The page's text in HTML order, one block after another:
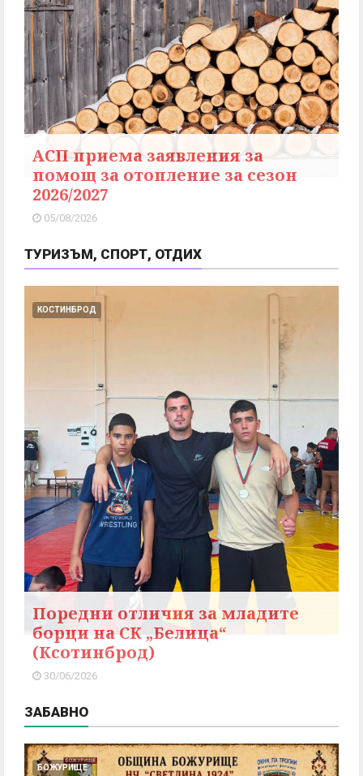
АСП приема заявления за
помощ за отопление за сезон
2026/2027
05/08/2026
ТУРИЗЪМ, СПОРТ, ОТДИХ
КОСТИНБРОД
Поредни отличия за младите
борци на СК „Белица“
(Ксотинброд)
30/06/2026
ЗАБАВНО
БОЖУРИЩЕ